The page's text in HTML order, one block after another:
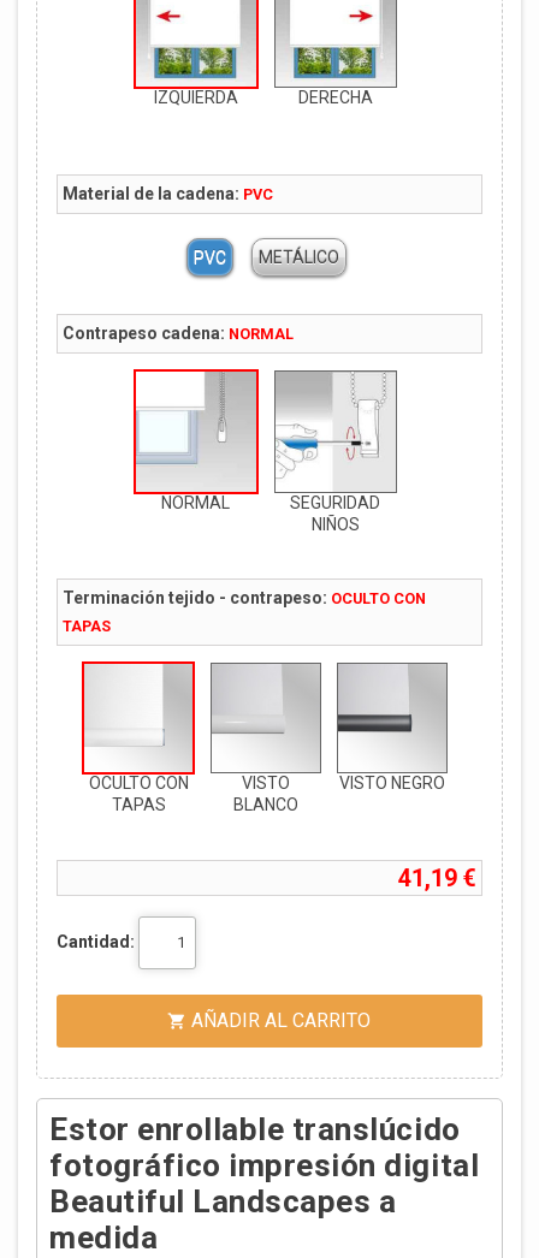
IZQUIERDA DERECHA
Material de la cadena: PVC
PVC METÁLICO
Contrapeso cadena: NORMAL
NORMAL
SEGURIDAD
NIÑOS
Terminación tejido - contrapeso: OCULTO CON
TAPAS
OCULTO CON
TAPAS
VISTO
BLANCO
VISTO NEGRO
41,19 €
Cantidad:
 AÑADIR AL CARRITO
Estor enrollable translúcido
fotográfico impresión digital
Beautiful Landscapes a
medida